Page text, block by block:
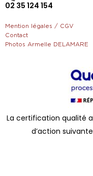
02 35 124 154
Mention légales / CGV
Contact
Photos Armelle DELAMARE
La certification qualité
d’action